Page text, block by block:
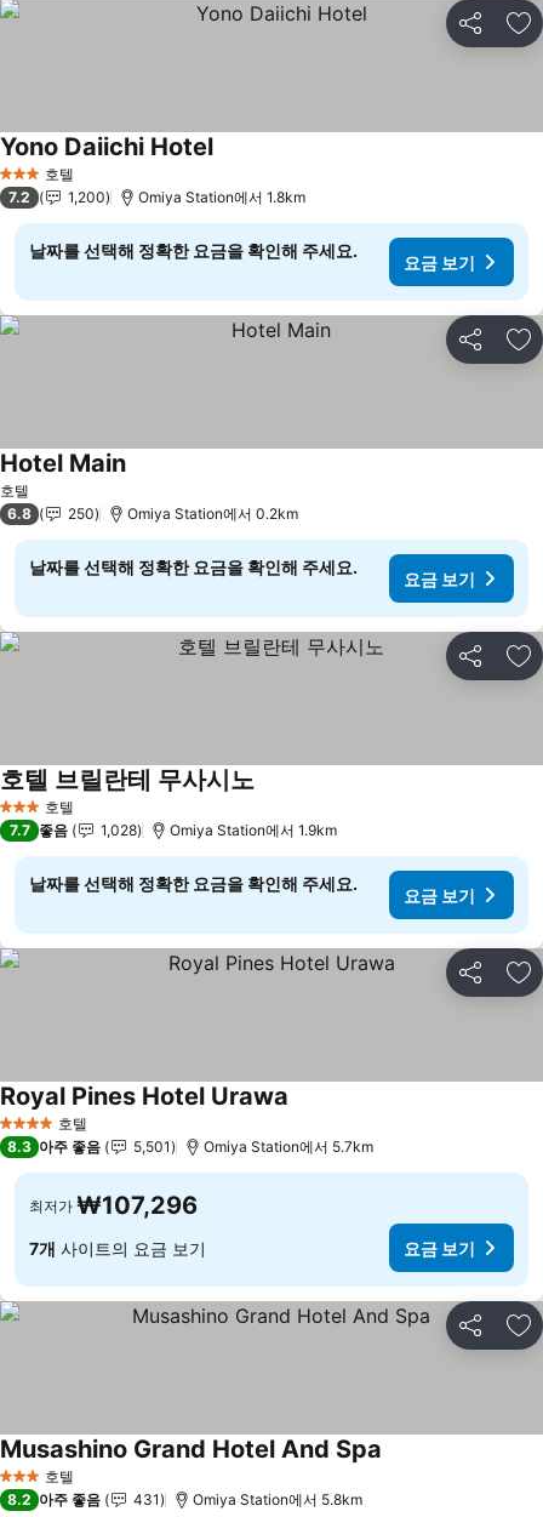
공유 즐
3 성급 호텔
Yono Daiichi Hotel요금 보기
7.2 1,200 Omiya Station에서 1.8km
날짜를 선택해 정확한 요금을 확인해 주세요.
요금 보기
공유 즐
호텔
Hotel Main요금 보기
6.8 250 Omiya Station에서 0.2km
날짜를 선택해 정확한 요금을 확인해 주세요.
요금 보기
공유 즐
3 성급 호텔
호텔 브릴란테 무사시노요금 보기
7.7 좋음 1,028 Omiya Station에서 1.9km
날짜를 선택해 정확한 요금을 확인해 주세요.
요금 보기
공유 즐
4 성급 호텔
Royal Pines Hotel Urawa
8.3 아주 좋음 5,501 Omiya Station에서 5.7km
최저가 ₩107,296
7개 사이트의 요금 보기 요금 보기
공유 즐
3 성급 호텔
Musashino Grand Hotel And Spa
8.2 아주 좋음 431 Omiya Station에서 5.8km